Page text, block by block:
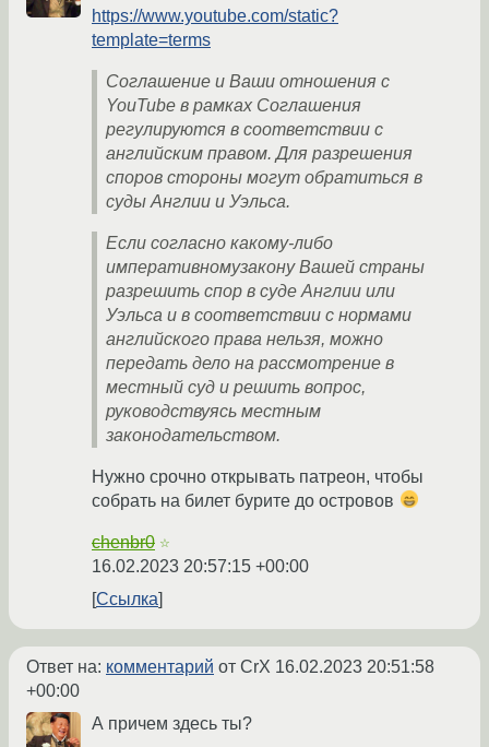
https://www.youtube.com/static?
template=terms
Соглашение и Ваши отношения с
YouTube в рамках Соглашения
регулируются в соответствии с
английским правом. Для разрешения
споров стороны могут обратиться в
суды Англии и Уэльса.
Если согласно какому-либо
императивномузакону Вашей страны
разрешить спор в суде Англии или
Уэльса и в соответствии с нормами
английского права нельзя, можно
передать дело на рассмотрение в
местный суд и решить вопрос,
руководствуясь местным
законодательством.
Нужно срочно открывать патреон, чтобы
собрать на билет бурите до островов
chenbr0 ☆
16.02.2023 20:57:15 +00:00
Ссылка
Ответ на: комментарий от CrX 16.02.2023 20:51:58
+00:00
А причем здесь ты?